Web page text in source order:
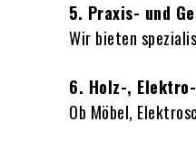
5. Praxis- und
Wir bieten
6. Holz-,
Ob Möbel,